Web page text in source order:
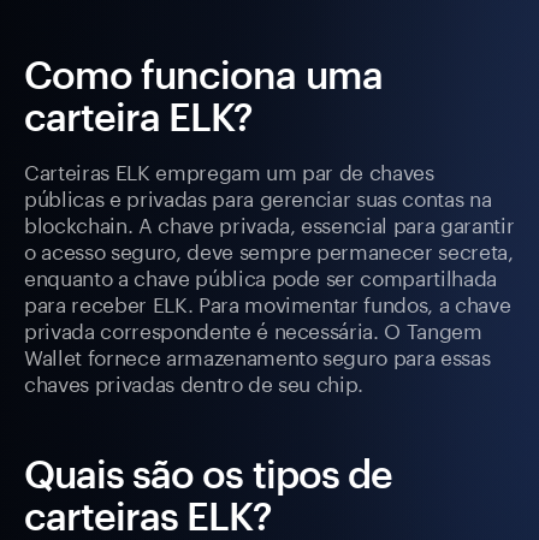
Como funciona uma
carteira ELK?
Carteiras ELK empregam um par de chaves
públicas e privadas para gerenciar suas contas na
blockchain. A chave privada, essencial para garantir
o acesso seguro, deve sempre permanecer secreta,
enquanto a chave pública pode ser compartilhada
para receber ELK. Para movimentar fundos, a chave
privada correspondente é necessária. O Tangem
Wallet fornece armazenamento seguro para essas
chaves privadas dentro de seu chip.
Quais são os tipos de
carteiras ELK?